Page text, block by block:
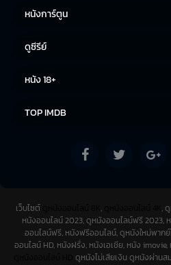
หนังการ์ตูน
ดูซีรีย์
หนัง 18+
TOP IMDB
เว็บไซต์ ,
,
หนังออนไลน์ 2023, ดูหนังออนไลน์ฟรี 2023,
ออนไลน์ฟรี, หนังฟรีออนไลน์, ดูหนังใหม่พาก
ออนไลน์ HD, หนังฝรั่ง, หนังเอเชีย, หนัง
ดูหนังไม่เสียเงิน ดูหนังผ่าน